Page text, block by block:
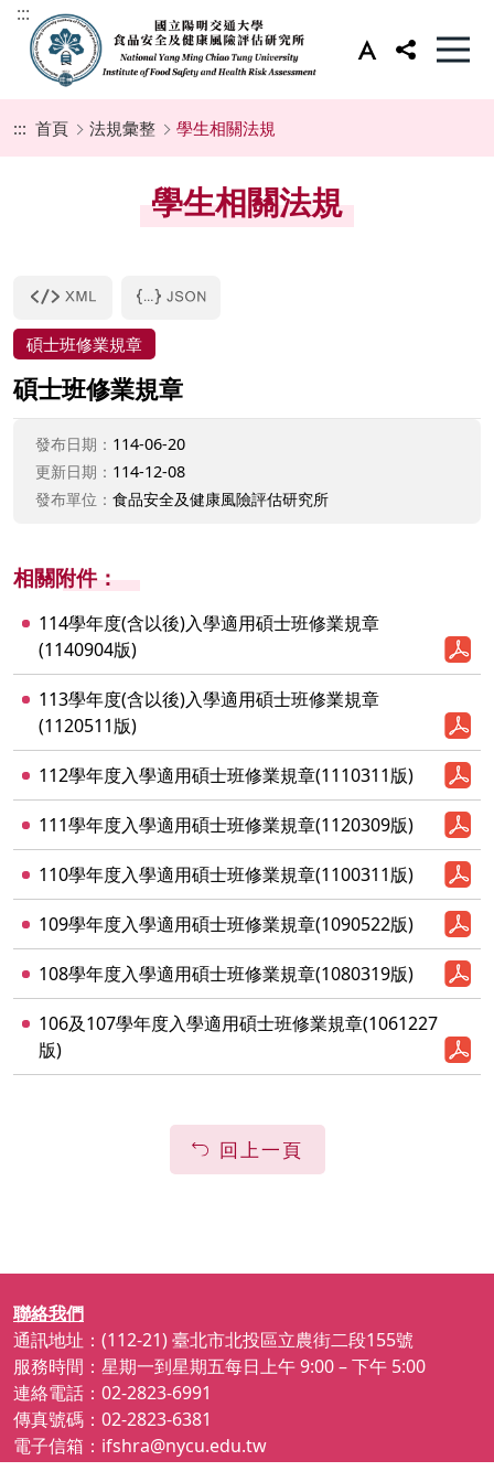
:::
::: 首頁 法規彙整 學生相關法規
學生相關法規
碩士班修業規章
碩士班修業規章
發布日期： 114-06-20
更新日期： 114-12-08
發布單位： 食品安全及健康風險評估研究所
相關附件：
114學年度(含以後)入學適用碩士班修業規章
(1140904版)
113學年度(含以後)入學適用碩士班修業規章
(1120511版)
112學年度入學適用碩士班修業規章(1110311版)
111學年度入學適用碩士班修業規章(1120309版)
110學年度入學適用碩士班修業規章(1100311版)
109學年度入學適用碩士班修業規章(1090522版)
108學年度入學適用碩士班修業規章(1080319版)
106及107學年度入學適用碩士班修業規章(1061227
版)
回上一頁
聯絡我們
通訊地址：(112-21) 臺北市北投區立農街二段155號
服務時間：星期一到星期五每日上午 9:00 – 下午 5:00
連絡電話：02-2823-6991
傳真號碼：02-2823-6381
電子信箱：ifshra@nycu.edu.tw